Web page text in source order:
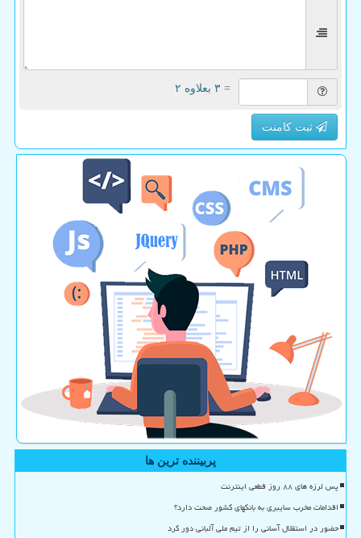
= ۳ بعلاوه ۲
ثبت کامنت
پربیننده ترین ها
پس لرزه های ۸۸ روز قطعی اینترنت
اقدامات مخرب سایبری به بانکهای کشور صحت دارد؟
حضور در استقلال آسانی را از تیم ملی آلبانی دور کرد